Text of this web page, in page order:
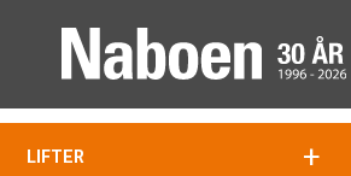
LIFTER +